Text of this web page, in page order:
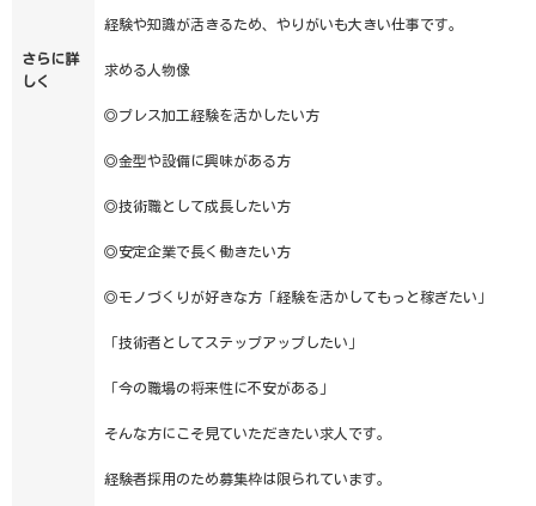
さらに詳
しく
経験や知識が活きるため、やりがいも大きい仕事です。
求める人物像
◎プレス加工経験を活かしたい方
◎金型や設備に興味がある方
◎技術職として成長したい方
◎安定企業で長く働きたい方
◎モノづくりが好きな方「経験を活かしてもっと稼ぎたい」
「技術者としてステップアップしたい」
「今の職場の将来性に不安がある」
そんな方にこそ見ていただきたい求人です。
経験者採用のため募集枠は限られています。